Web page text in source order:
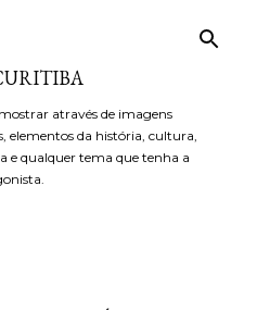
através de imagens
elementos da história, cultura,
e qualquer tema que tenha a